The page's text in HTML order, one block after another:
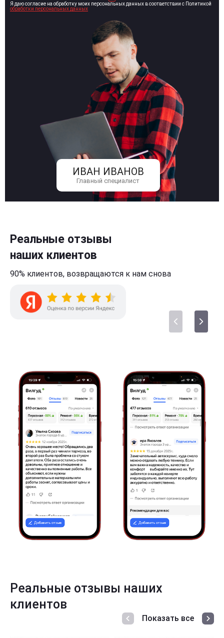
ИВАН ИВАНОВ
Главный специалист
Я даю согласие на обработку моих персональных данных в соответствии с Политикой
обработки персональных данных
Реальные отзывы
наших клиентов
90% клиентов, возвращаются к нам снова
Реальные отзывы наших
клиентов
Показать все